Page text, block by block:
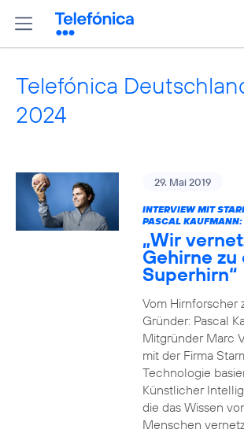
Telefónica
2024
29. Mai 2019
INTERVIEW MIT
PASCAL KAUFMANN:
„Wir
Gehirne zu
Superhirn“
Vom Hirnforscher
Gründer: Pascal
Mitgründer Marc
mit der Firma
Technologie
Künstlicher
die das Wissen
Menschen